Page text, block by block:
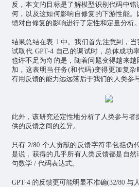
反，本文的目标是了解模型识别代码中
何，以及这如何影响自修复的下游性能。
馈对自修复的影响进行了定性和定量分析。
结果总结在表 1 中。我们首先注意到，当
试取代 GPT-4 自己的调试时，总体成功
也许不足为奇的是，随着问题变得越来
加，这表明当任务(和代码)变得更加复杂
有用反馈的能力远远落后于我们的人类参与
此外，该研究还定性地分析了人类参与者
供的反馈之间的差异。
只有 2/80 个人贡献的反馈字符串包括伪
是说，获得的几乎所有人类反馈都是自
句数学 / 代码表达式。
GPT-4 的反馈更可能明显不准确(32/80 与